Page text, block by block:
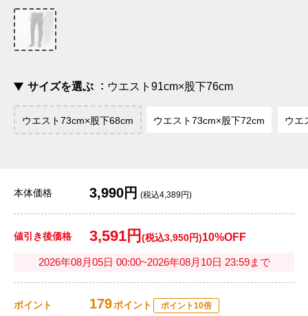
サイズを選ぶ ウエスト91cm×股下76cm
ウエスト73cm×股下68cm ウエスト73cm×股下72cm ウエ
本体価格 3,990円 (税込4,389円)
値引き後価格 3,591円 (税込3,950円)10%OFF
2026年08月05日 00:00~2026年08月10日 23:59まで
ポイント 179ポイント ポイント10倍